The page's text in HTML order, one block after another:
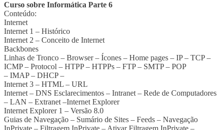
Curso sobre Informática Parte 6
Conteúdo:
Internet
Internet 1 – Histórico
Internet 2 – Conceito de Internet
Backbones
Linhas de Tronco – Browser – Ícones – Home pages – IP – TCP –
ICMP – Protocol – HTPP – HTPPs – FTP – SMTP – POP
– IMAP – DHCP –
Internet 3 – HTML – URL
Internet – DNS Esclarecimentos – Intranet – Rede de Computadores
– LAN – Extranet –Internet Explorer
Internet Explorer 1 – Versão 8.0
Guias de Navegação – Sumário de Sites – Feeds – Navegação